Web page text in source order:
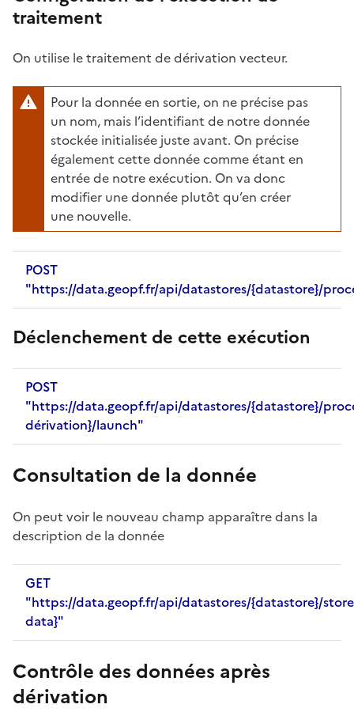
traitement
On utilise le traitement de dérivation vecteur.
Pour la donnée en sortie, on ne précise pas
un nom, mais l’identifiant de notre donnée
stockée initialisée juste avant. On précise
également cette donnée comme étant en
entrée de notre exécution. On va donc
modifier une donnée plutôt qu’en créer
une nouvelle.
POST
"https://data.geopf.fr/api/datastores/{datastore}/
Déclenchement de cette exécution
POST
"https://data.geopf.fr/api/datastores/{datastore}/
dérivation}/launch"
Consultation de la donnée
On peut voir le nouveau champ apparaître dans la
description de la donnée
GET
"https://data.geopf.fr/api/datastores/{datastore}/
data}"
Contrôle des données après
dérivation